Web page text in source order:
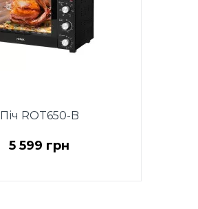
Піч ROT650-B
5 599 грн